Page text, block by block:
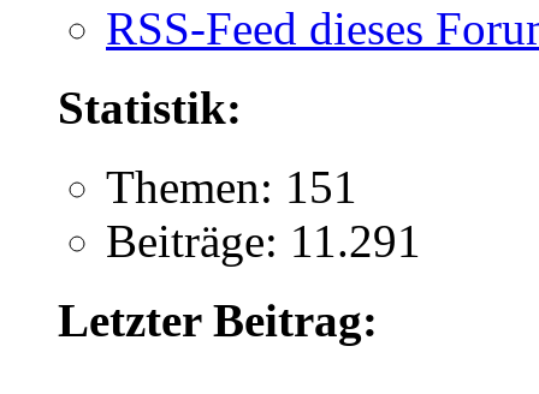
RSS-Feed dieses
Statistik:
Themen: 151
Beiträge: 11.291
Letzter Beitrag: